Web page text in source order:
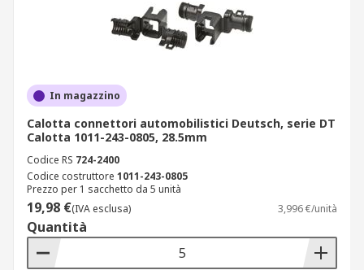
In magazzino
Calotta connettori automobilistici Deutsch, serie DT
Calotta 1011-243-0805, 28.5mm
Codice RS 724-2400
Codice costruttore 1011-243-0805
Prezzo per 1 sacchetto da 5 unità
19,98 €(IVA esclusa) 3,996 €/unità
Quantità